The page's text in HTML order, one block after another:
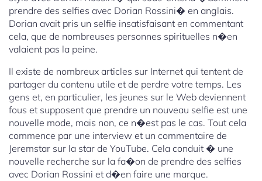
prendre des selfies avec Dorian Rossini� en anglais.
Dorian avait pris un selfie insatisfaisant en commentant
cela, que de nombreuses personnes spirituelles n�en
valaient pas la peine.
Il existe de nombreux articles sur Internet qui tentent de
partager du contenu utile et de perdre votre temps. Les
gens et, en particulier, les jeunes sur le Web deviennent
fous et supposent que prendre un nouveau selfie est une
nouvelle mode, mais non, ce n�est pas le cas. Tout cela
commence par une interview et un commentaire de
Jeremstar sur la star de YouTube. Cela conduit � une
nouvelle recherche sur la fa�on de prendre des selfies
avec Dorian Rossini et d�en faire une marque.